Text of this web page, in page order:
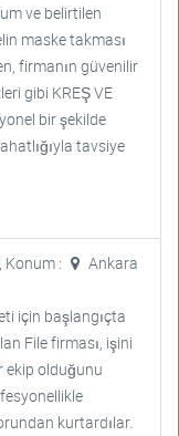
ve belirtilen
maske takması
firmanın güvenilir
gibi KREŞ VE
bir şekilde
tavsiye
Konum :
Ankara
için başlangıçta
File firması, işini
ekip olduğunu
kurtardılar.